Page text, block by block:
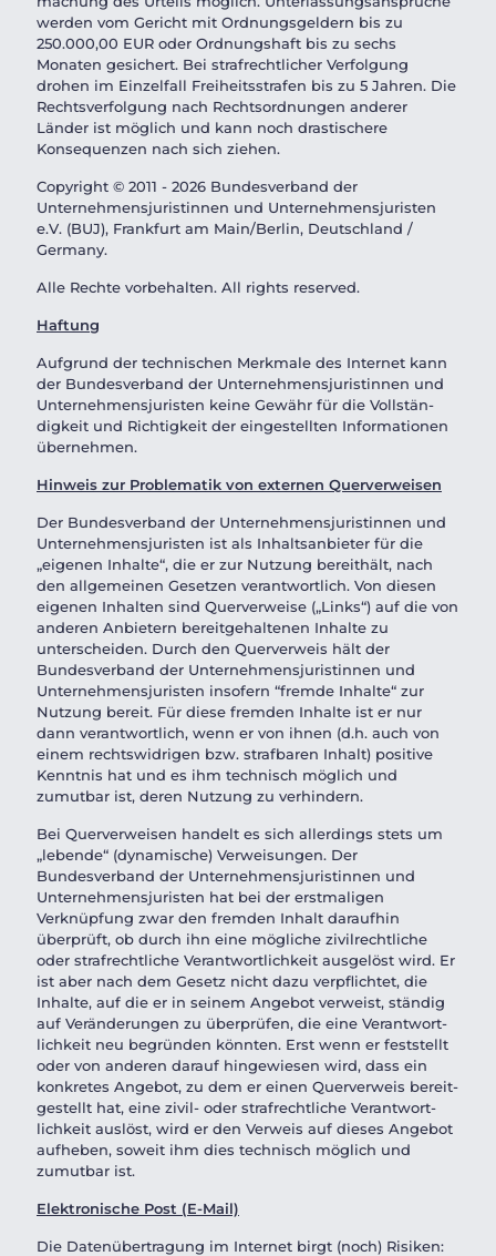
werden vom Gericht mit Ordnungs­geldern bis zu
250.000,00 EUR oder Ordnungshaft bis zu sechs
Monaten gesichert. Bei strafrecht­licher Verfolgung
drohen im Einzelfall Freiheits­strafen bis zu 5 Jahren. Die
Rechts­ver­folgung nach Rechts­ord­nungen anderer
Länder ist möglich und kann noch drasti­schere
Konsequenzen nach sich ziehen.
Copyright © 2011 - 2026 Bundesverband der
Unternehmensjuristinnen und Unternehmensjuristen
e.V. (BUJ), Frankfurt am Main/Berlin, Deutschland /
Germany.
Alle Rechte vorbehalten. All rights reserved.
Haftung
Aufgrund der technischen Merkmale des Internet kann
der Bundesverband der Unternehmensjuristinnen und
Unternehmensjuristen keine Gewähr für die Vollstän­
digkeit und Richtigkeit der eingestellten Informa­tionen
übernehmen.
Hinweis zur Problematik von externen Querver­weisen
Der Bundesverband der Unternehmensjuristinnen und
Unternehmensjuristen ist als Inhalts­an­bieter für die
„eigenen Inhalte“, die er zur Nutzung bereithält, nach
den allgemeinen Gesetzen verant­wortlich. Von diesen
eigenen Inhalten sind Querverweise („Links“) auf die von
anderen Anbietern bereit­ge­haltenen Inhalte zu
unterscheiden. Durch den Querverweis hält der
Bundesverband der Unternehmensjuristinnen und
Unternehmensjuristen insofern “fremde Inhalte“ zur
Nutzung bereit. Für diese fremden Inhalte ist er nur
dann verant­wortlich, wenn er von ihnen (d.h. auch von
einem rechts­widrigen bzw. strafbaren Inhalt) positive
Kenntnis hat und es ihm technisch möglich und
zumutbar ist, deren Nutzung zu verhindern.
Bei Querver­weisen handelt es sich allerdings stets um
„lebende“ (dynamische) Verwei­sungen. Der
Bundesverband der Unternehmensjuristinnen und
Unternehmensjuristen hat bei der erstmaligen
Verknüpfung zwar den fremden Inhalt daraufhin
überprüft, ob durch ihn eine mögliche zivilrechtliche
oder strafrechtliche Verant­wort­lichkeit ausgelöst wird. Er
ist aber nach dem Gesetz nicht dazu verpflichtet, die
Inhalte, auf die er in seinem Angebot verweist, ständig
auf Verände­rungen zu überprüfen, die eine Verant­wort­
lichkeit neu begründen könnten. Erst wenn er feststellt
oder von anderen darauf hingewiesen wird, dass ein
konkretes Angebot, zu dem er einen Querverweis bereit­
ge­stellt hat, eine zivil- oder strafrechtliche Verant­wort­
lichkeit auslöst, wird er den Verweis auf dieses Angebot
aufheben, soweit ihm dies technisch möglich und
zumutbar ist.
Elektro­nische Post (E-Mail)
Die Datenüber­tragung im Internet birgt (noch) Risiken: